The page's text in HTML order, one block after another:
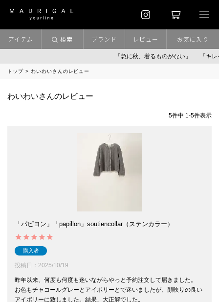
「急に秋、着るものがない」 「キレ
アイテム 検索 ブランド レビュー お気に入り
トップ わいわいさんのレビュー
わいわいさんのレビュー
5件中 1-5件表示
「パピヨン」「papillon」soutiencollar（ステンカラー）
購入者
投稿日 2025/10/19
昨年以来、何度も何度も迷いながらやっと予約注文して届きました。
お色もチャコールグレーとアイボリーとで迷いましたが、顔映りの良い
アイボリーに致しました。結果、大正解でした。